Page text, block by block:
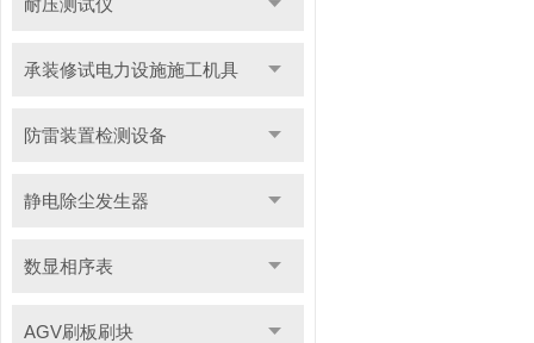
耐压测试仪
承装修试电力设施施工机具
防雷装置检测设备
静电除尘发生器
数显相序表
AGV刷板刷块